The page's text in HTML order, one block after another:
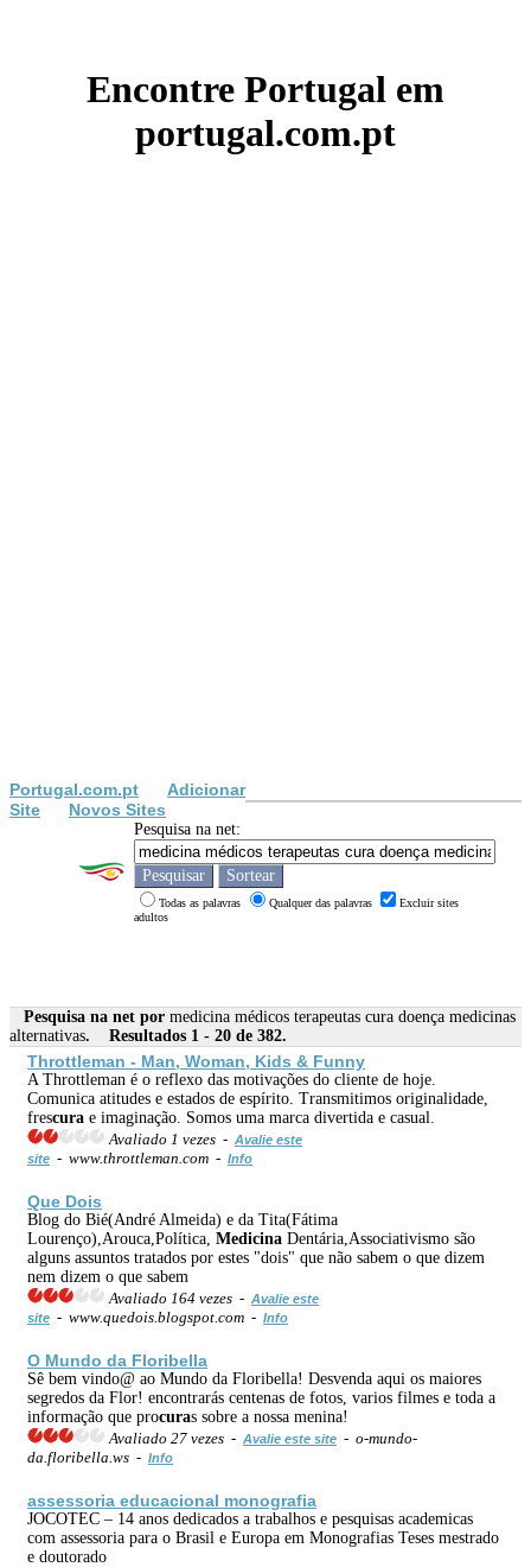
Encontre Portugal em
portugal.com.pt
Portugal.com.pt
Adicionar
Site
Novos Sites
Pesquisa na net:
Todas as palavras Qualquer das palavras
Excluir sites
adultos
Pesquisa na net por medicina médicos terapeutas cura doença medicinas
alternativas. Resultados 1 - 20 de 382.
Throttleman - Man, Woman, Kids & Funny
A Throttleman é o reflexo das motivações do cliente de hoje.
Comunica atitudes e estados de espírito. Transmitimos originalidade,
frescura e imaginação. Somos uma marca divertida e casual.
Avaliado 1 vezes - Avalie este
site - www.throttleman.com - Info
Que Dois
Blog do Bié(André Almeida) e da Tita(Fátima
Lourenço),Arouca,Política, Medicina Dentária,Associativismo são
alguns assuntos tratados por estes "dois" que não sabem o que dizem
nem dizem o que sabem
Avaliado 164 vezes - Avalie este
site - www.quedois.blogspot.com - Info
O Mundo da Floribella
Sê bem vindo@ ao Mundo da Floribella! Desvenda aqui os maiores
segredos da Flor! encontrarás centenas de fotos, varios filmes e toda a
informação que procuras sobre a nossa menina!
Avaliado 27 vezes - Avalie este site - o-mundo-
da.floribella.ws - Info
assessoria educacional monografia
JOCOTEC – 14 anos dedicados a trabalhos e pesquisas academicas
com assessoria para o Brasil e Europa em Monografias Teses mestrado
e doutorado